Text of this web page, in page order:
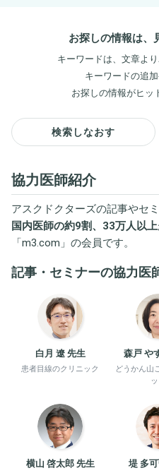
お探しの情報は、
キーワードは、文章よ
キーワードの追
お探しの情報がヒッ
検索しなおす
協力医師紹介
アスクドクターズの記事やセ
国内医師の約9割、33万人以上
「m3.com 」の会員です。
記事・セミナーの協力医
白月 遼 先生
患者目線のクリニック
森戸 や
どうかん山
横山 啓太郎 先生 堤 多